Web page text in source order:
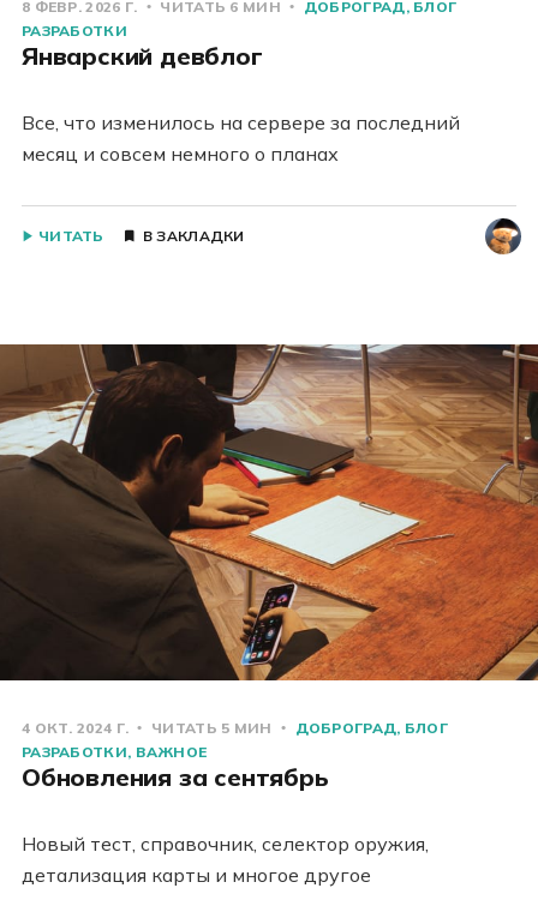
8 ФЕВР. 2026 Г. ЧИТАТЬ 6 МИН ДОБРОГРАД БЛОГ
РАЗРАБОТКИ
Январский девблог
Все, что изменилось на сервере за последний
месяц и совсем немного о планах
ЧИТАТЬ В ЗАКЛАДКИ
4 ОКТ. 2024 Г. ЧИТАТЬ 5 МИН ДОБРОГРАД БЛОГ
РАЗРАБОТКИ ВАЖНОЕ
Обновления за сентябрь
Новый тест, справочник, селектор оружия,
детализация карты и многое другое